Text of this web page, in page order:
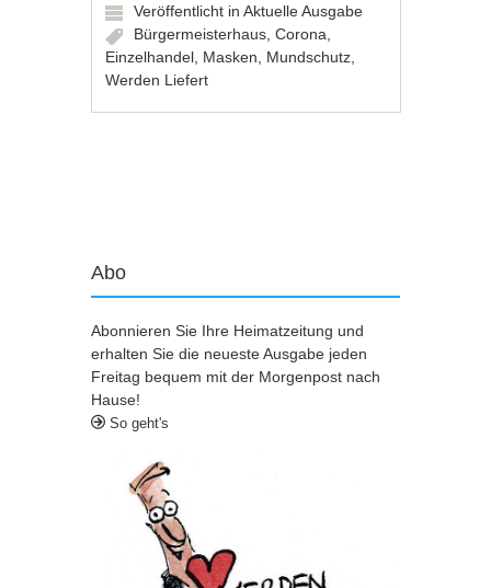
Veröffentlicht inAktuelle Ausgabe
Bürgermeisterhaus ,Corona
Einzelhandel Masken Mundschutz
Werden Liefert
Abo
Abonnieren Sie Ihre Heimatzeitung und
erhalten Sie die neueste Ausgabe jeden
Freitag bequem mit der Morgenpost nach
Hause!
So geht's